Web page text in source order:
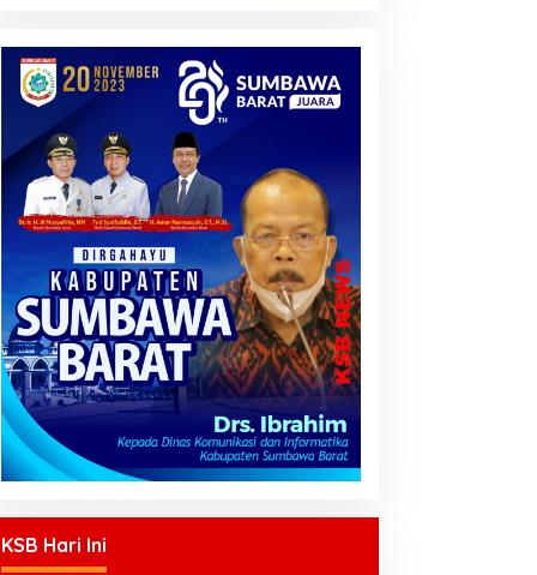
KSB Hari Ini